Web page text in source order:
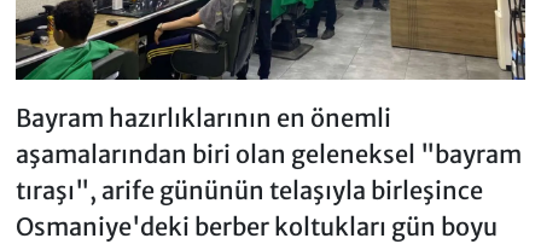
Bayram hazırlıklarının en önemli
aşamalarından biri olan geleneksel "bayram
tıraşı", arife gününün telaşıyla birleşince
Osmaniye'deki berber koltukları gün boyu